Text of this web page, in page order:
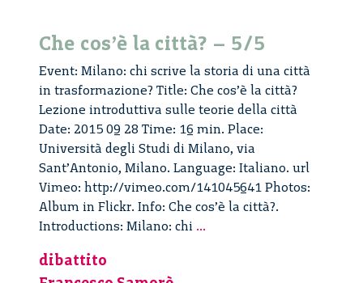
Che cos’è la città? – 5/5
Event: Milano: chi scrive la storia di una città
in trasformazione? Title: Che cos’è la città?
Lezione introduttiva sulle teorie della città
Date: 2015 09 28 Time: 16 min. Place:
Università degli Studi di Milano, via
Sant’Antonio, Milano. Language: Italiano. url
Vimeo: http://vimeo.com/141045641 Photos:
Album in Flickr. Info: Che cos’è la città?.
Introductions: Milano: chi ...
dibattito